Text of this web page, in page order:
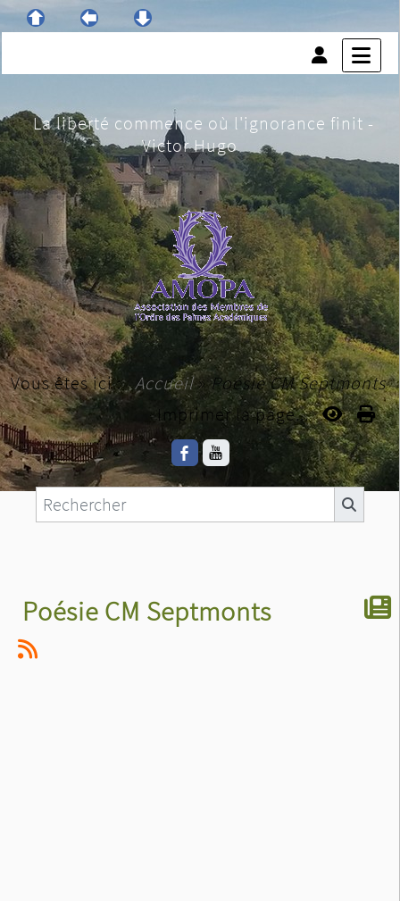
La liberté commence où l'ignorance finit -
Victor Hugo
Vous êtes ici :Accueil»Poésie CM Septmonts
Imprimer la page...
Poésie CM Septmonts